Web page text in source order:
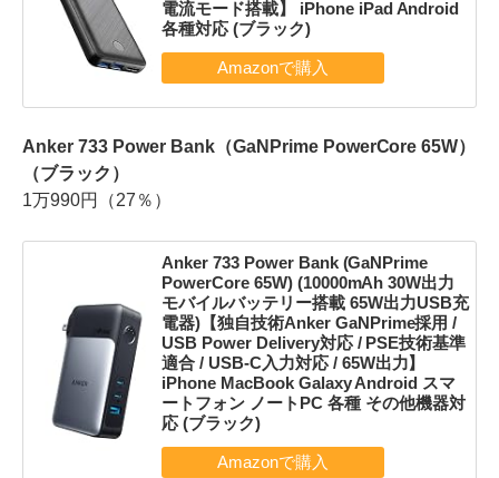
電流モード搭載】 iPhone iPad Android
各種対応 (ブラック)
Anker 733 Power Bank（GaNPrime PowerCore 65W）
（ブラック）
1万990円（27％）
Anker 733 Power Bank (GaNPrime
PowerCore 65W) (10000mAh 30W出力
モバイルバッテリー搭載 65W出力USB充
電器)【独自技術Anker GaNPrime採用 /
USB Power Delivery対応 / PSE技術基準
適合 / USB-C入力対応 / 65W出力】
iPhone MacBook Galaxy Android スマ
ートフォン ノートPC 各種 その他機器対
応 (ブラック)